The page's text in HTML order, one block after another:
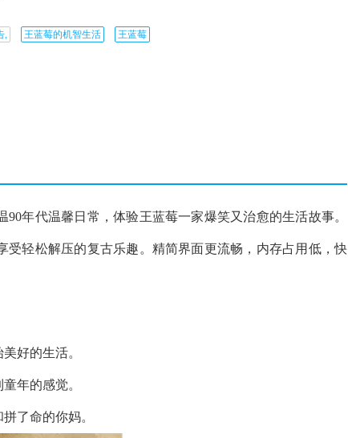
, 王蓝莓的机智生活 王蓝莓
年代温馨日常，体验王蓝莓一家爆笑又治愈的生活故事。
轻松解压的复古乐趣。精简界面更流畅，内存占用低，快
好的生活。
年的感觉。
了命的你妈。